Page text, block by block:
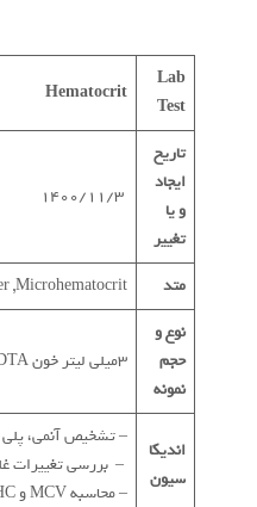
Lab
Test
Hematocrit
تاریخ
ایجاد
و یا
تغییر
متد
,Microhematocrit
نوع و
حجم
نمونه
3میلی لیتر خون EDTA
اندیکا
سیون
– تشخیص آنمی، پلی
– بررسی تغییرات
– محاسبه MCV و MCHC